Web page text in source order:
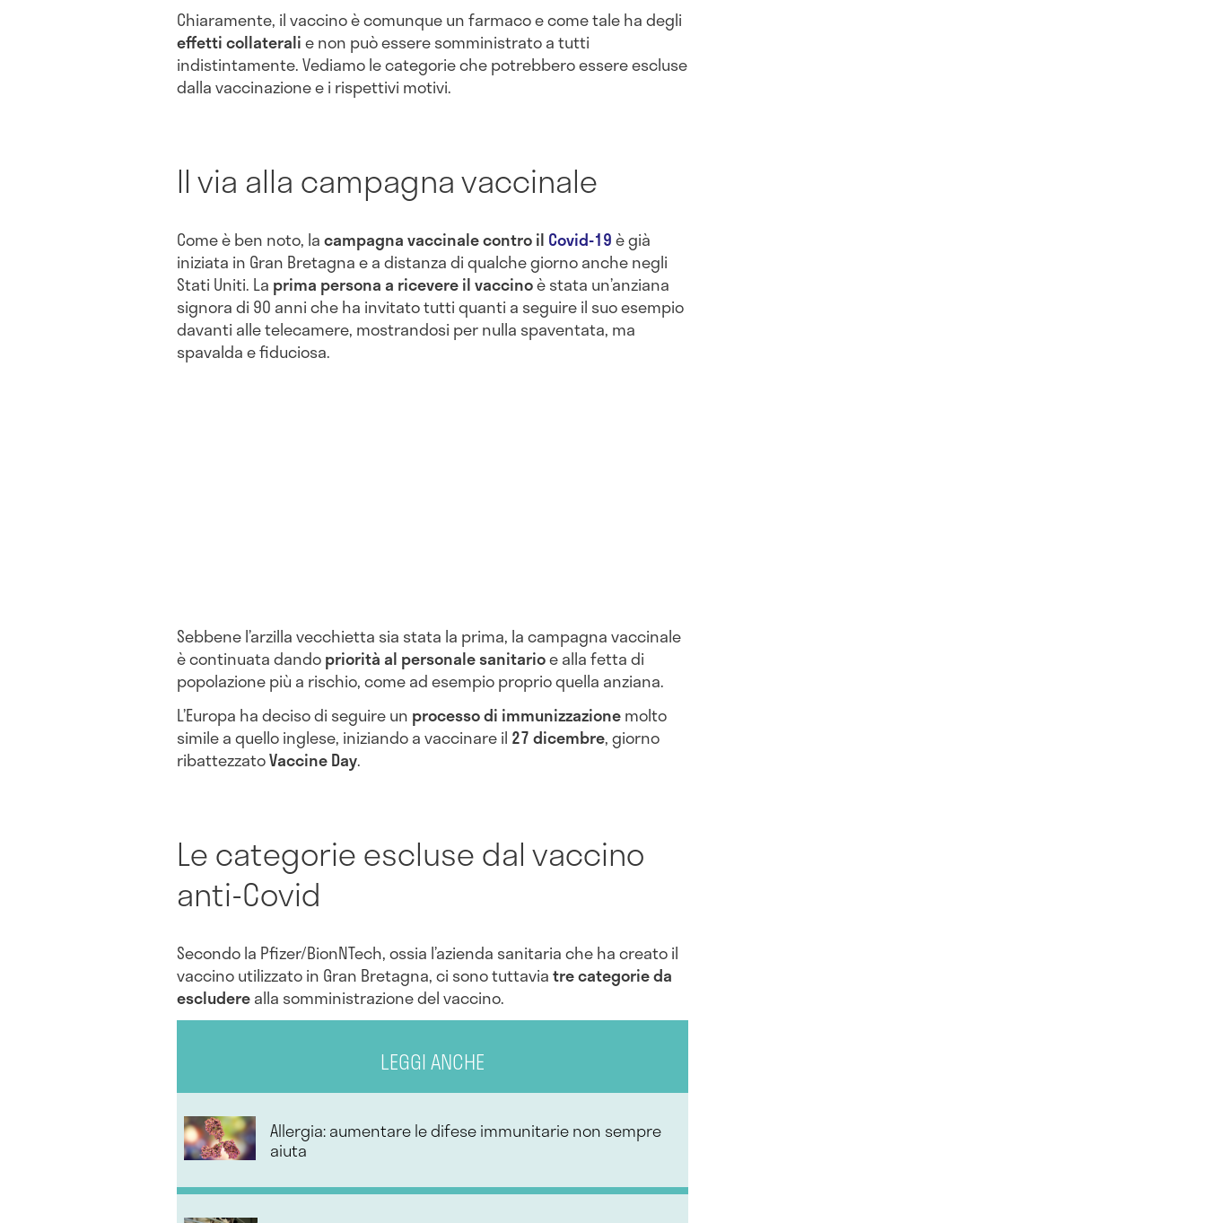
Chiaramente, il vaccino è comunque un farmaco e come tale ha degli
effetti collateralie non può essere somministrato a tutti
indistintamente. Vediamo le categorie che potrebbero essere escluse
dalla vaccinazione e i rispettivi motivi.
Il via alla campagna vaccinale
Come è ben noto, lacampagna vaccinale contro il Covid-19è già
iniziata in Gran Bretagna e a distanza di qualche giorno anche negli
Stati Uniti. La prima persona a ricevere il vaccinoè stata un’anziana
signora di 90 anni che ha invitato tutti quanti a seguire il suo esempio
davanti alle telecamere, mostrandosi per nulla spaventata, ma
spavalda e fiduciosa.
Sebbene l’arzilla vecchietta sia stata la prima, la campagna vaccinale
è continuata dandopriorità al personale sanitarioe alla fetta di
popolazione più a rischio, come ad esempio proprio quella anziana.
L’Europa ha deciso di seguire un processo di immunizzazionemolto
simile a quello inglese, iniziando a vaccinare il 27 dicembre, giorno
ribattezzatoVaccine Day.
Le categorie escluse dal vaccino
anti-Covid
Secondo la Pfizer/BionNTech, ossia l’azienda sanitaria che ha creato il
vaccino utilizzato in Gran Bretagna, ci sono tuttaviatre categorie da
escluderealla somministrazione del vaccino.
LEGGI ANCHE
Allergia: aumentare le difese immunitarie non sempre
aiuta